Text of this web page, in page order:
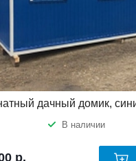
дачный домик,
В наличии
р.